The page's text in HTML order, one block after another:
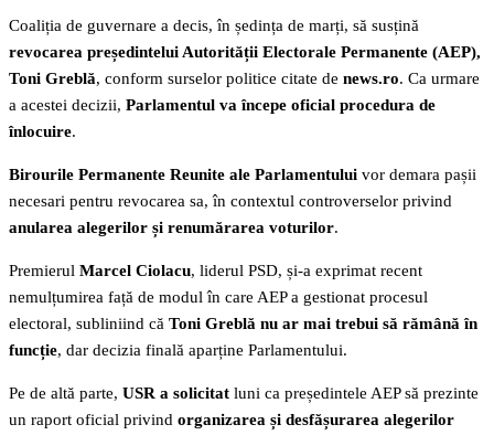
Coaliția de guvernare a decis, în ședința de marți, să susțină
revocarea președintelui Autorității Electorale Permanente (AEP),
Toni Greblă, conform surselor politice citate de news.ro. Ca urmare
a acestei decizii, Parlamentul va începe oficial procedura de
înlocuire.
Birourile Permanente Reunite ale Parlamentului vor demara pașii
necesari pentru revocarea sa, în contextul controverselor privind
anularea alegerilor și renumărarea voturilor.
Premierul Marcel Ciolacu, liderul PSD, și-a exprimat recent
nemulțumirea față de modul în care AEP a gestionat procesul
electoral, subliniind că Toni Greblă nu ar mai trebui să rămână în
funcție, dar decizia finală aparține Parlamentului.
Pe de altă parte, USR a solicitat luni ca președintele AEP să prezinte
un raport oficial privind organizarea și desfășurarea alegerilor